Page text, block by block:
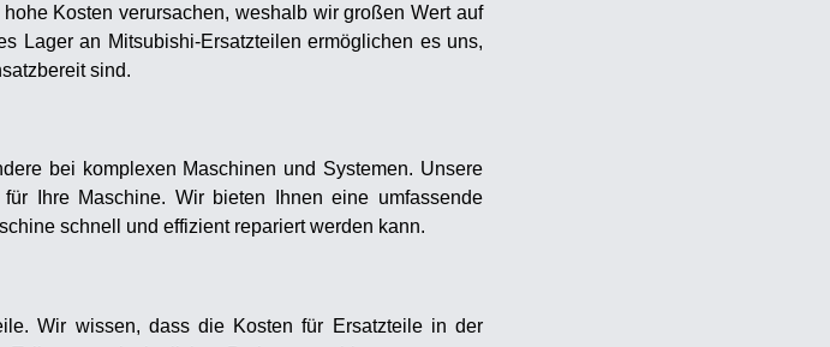
Kosten verursachen, weshalb wir großen Wert auf
Lager an Mitsubishi-Ersatzteilen ermöglichen es uns,
sind.
bei komplexen Maschinen und Systemen. Unsere
Ihre Maschine. Wir bieten Ihnen eine umfassende
schnell und effizient repariert werden kann.
Wir wissen, dass die Kosten für Ersatzteile in der